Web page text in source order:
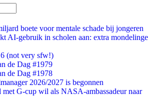
boete voor mentale schade bij jongeren
AI-gebruik in scholen aan: extra mondelinge
(not very sfw!)
de Dag #1979
de Dag #1978
2026/2027 is begonnen
G-cup wil als NASA-ambassadeur naar